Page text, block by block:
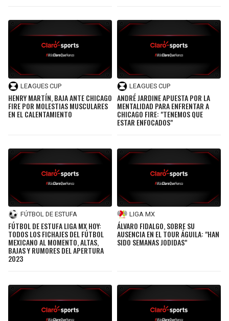
LEAGUES CUP
HENRY MARTÍN, BAJA ANTE CHICAGO
FIRE POR MOLESTIAS MUSCULARES
EN EL CALENTAMIENTO
LEAGUES CUP
ANDRÉ JARDINE APUESTA POR LA
MENTALIDAD PARA ENFRENTAR A
CHICAGO FIRE: "TENEMOS QUE
ESTAR ENFOCADOS"
FÚTBOL DE ESTUFA
FÚTBOL DE ESTUFA LIGA MX HOY:
TODOS LOS FICHAJES DEL FÚTBOL
MEXICANO AL MOMENTO, ALTAS,
BAJAS Y RUMORES DEL APERTURA
2023
LIGA MX
ÁLVARO FIDALGO, SOBRE SU
AUSENCIA EN EL TOUR ÁGUILA: "HAN
SIDO SEMANAS JODIDAS"